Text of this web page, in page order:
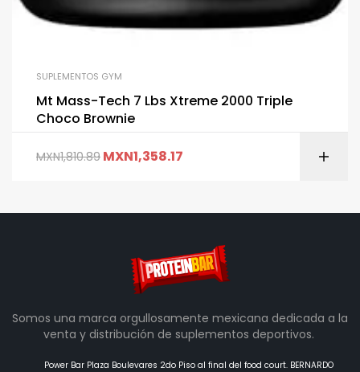
SUPLEMENTOS GYM
Mt Mass-Tech 7 Lbs Xtreme 2000 Triple
Choco Brownie
MXN1,810.89 MXN1,358.17
Somos una marca orgullosamente mexicana dedicada a la
venta y distribución de suplementos deportivos.
Power Bar Plaza Boulevares 2do Piso al final del food court. BERNARDO